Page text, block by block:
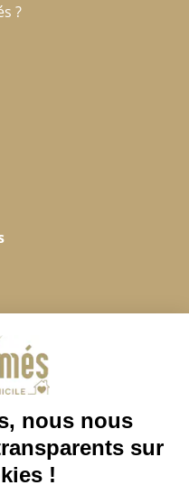
?
personnel
4.8/5